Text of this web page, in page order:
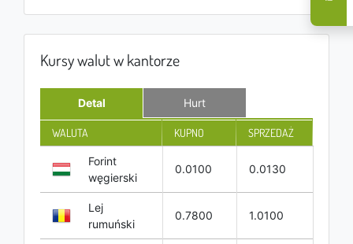
Kursy walut w kantorze
Detal Hurt
WALUTA KUPNO SPRZEDAŻ
Forint
węgierski
0.0100 0.0130
Lej
rumuński
0.7800 1.0100